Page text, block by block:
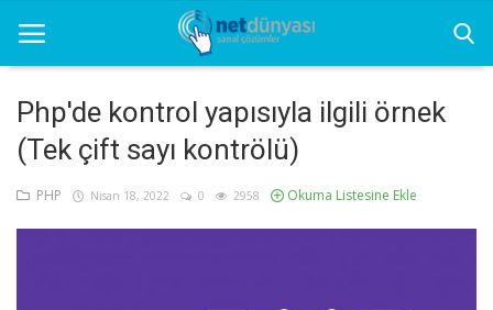
Ana Sayfa
Net Dünyası
Php'de kontrol yapısıyla ilgili örnek
(Tek çift sayı kontrölü)
PHP Nisan 18, 2022 0 2958 Okuma Listesine Ekle